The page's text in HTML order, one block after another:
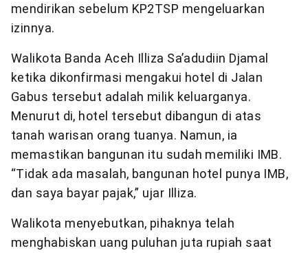
mendirikan sebelum KP2TSP mengeluarkan
izinnya.
Walikota Banda Aceh Illiza Sa’adudiin Djamal
ketika dikonfirmasi mengakui hotel di Jalan
Gabus tersebut adalah milik keluarganya.
Menurut di, hotel tersebut dibangun di atas
tanah warisan orang tuanya. Namun, ia
memastikan bangunan itu sudah memiliki IMB.
“Tidak ada masalah, bangunan hotel punya IMB,
dan saya bayar pajak,” ujar Illiza.
Walikota menyebutkan, pihaknya telah
menghabiskan uang puluhan juta rupiah saat